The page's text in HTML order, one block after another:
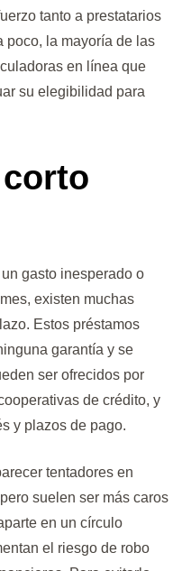
tanto a prestatarios
poco, la mayoría de las
en línea que
su elegibilidad para
gasto inesperado o
existen muchas
Estos préstamos
garantía y se
ser ofrecidos por
de crédito, y
y plazos de pago.
tentadores en
suelen ser más caros
en un círculo
el riesgo de robo